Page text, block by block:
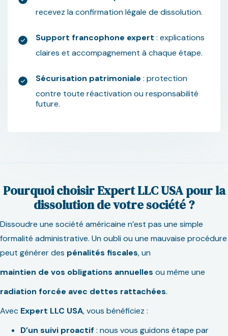
recevez la confirmation légale de dissolution.
Support francophone expert : explications
claires et accompagnement à chaque étape.
Sécurisation patrimoniale : protection
contre toute réactivation ou responsabilité
future.
Pourquoi choisir Expert LLC USA pour la
dissolution de votre société ?
Dissoudre une société américaine n’est pas une simple
formalité administrative. Un oubli ou une mauvaise procédure
peut générer des pénalités fiscales, un
maintien de vos obligations annuelles ou même une
radiation forcée avec dettes rattachées.
Avec Expert LLC USA, vous bénéficiez :
D’un suivi proactif : nous vous guidons étape par